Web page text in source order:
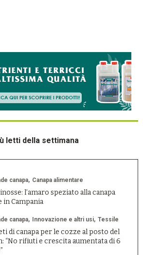
letti della settimana
canapa Canapa alimentare
l’amaro speziato alla canapa
in Campania
canapa Innovazione e altri usi Tessile
di canapa per le cozze al posto del
“No rifiuti e crescita aumentata di 6